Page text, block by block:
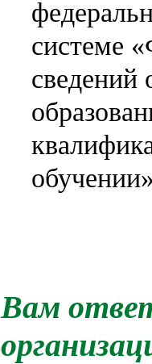
системе
сведений
Вам